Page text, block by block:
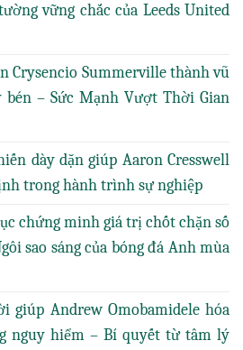
vững chắc của Leeds United
Crysencio Summerville thành vũ
– Sức Mạnh Vượt Thời Gian
dày dặn giúp Aaron Cresswell
trong hành trình sự nghiệp
chứng minh giá trị chốt chặn số
sao sáng của bóng đá Anh mùa
giúp Andrew Omobamidele hóa
nguy hiểm – Bí quyết từ tâm lý